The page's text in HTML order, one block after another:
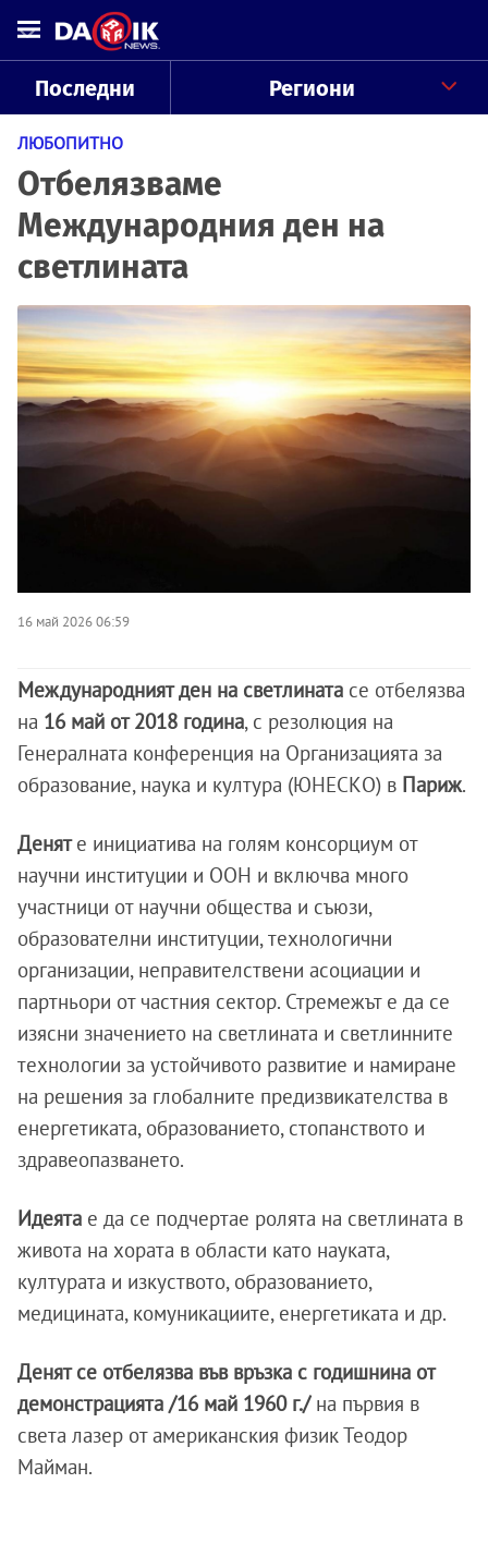
Последни Региони
ЛЮБОПИТНО
Отбелязваме
Международния ден на
светлината
16 май 2026 06:59
Международният ден на светлината се отбелязва
на 16 май от 2018 година, с резолюция на
Генералната конференция на Организацията за
образование, наука и култура (ЮНЕСКО) в Париж.
Деняте инициатива на голям консорциум от
научни институции и ООН и включва много
участници от научни общества и съюзи,
образователни институции, технологични
организации, неправителствени асоциации и
партньори от частния сектор. Стремежът е да се
изясни значението на светлината и светлинните
технологии за устойчивото развитие и намиране
на решения за глобалните предизвикателства в
енергетиката, образованието, стопанството и
здравеопазването.
Идеята е да се подчертае ролята на светлината в
живота на хората в области като науката,
културата и изкуството, образованието,
медицината, комуникациите, енергетиката и др.
Денят се отбелязва във връзка с годишнина от
демонстрацията /16 май 1960 г./на първия в
света лазер от американския физик Теодор
Майман.